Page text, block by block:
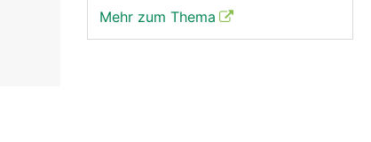
Mehr zum Thema